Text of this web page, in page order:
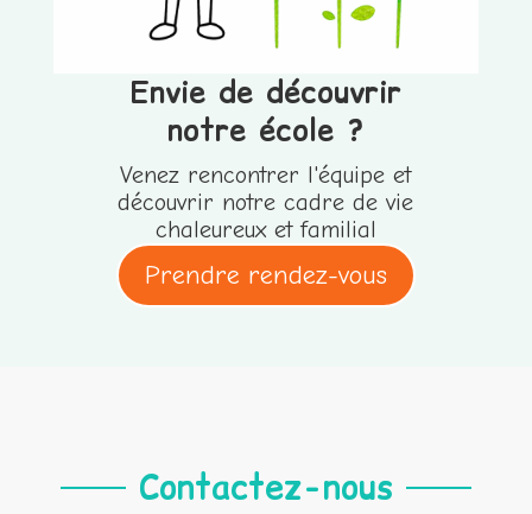
Envie de découvrir
notre école ?
Venez rencontrer l'équipe et
découvrir notre cadre de vie
chaleureux et familial
Prendre rendez-vous
Contactez-nous